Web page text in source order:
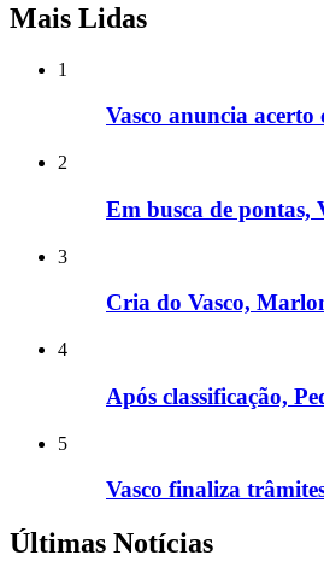
Mais Lidas
1
Vasco anuncia
2
Em busca de pontas,
3
Cria do Vasco,
4
Após classificação,
5
Vasco finaliza
Últimas Notícias